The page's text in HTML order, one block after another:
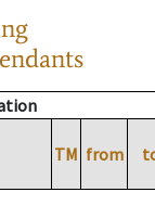
TM from